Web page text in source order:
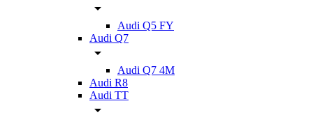
Audi Q5 FY
Audi Q7
Audi Q7 4M
Audi R8
Audi TT